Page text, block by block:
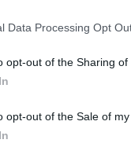
Data Processing Opt
opt-out of the Sharing
opt-out of the Sale of